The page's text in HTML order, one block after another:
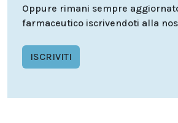
Oppure rimani sempre
farmaceutico iscrivendoti alla
ISCRIVITI